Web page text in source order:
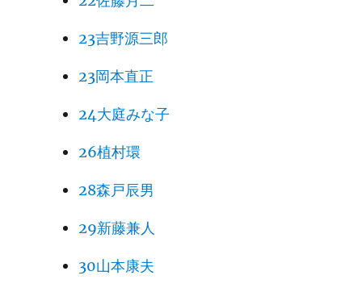
23吉野源三郎
23岡本直正
24大庭みな子
26植村環
28森戸辰男
29新藤兼人
30山本康夫